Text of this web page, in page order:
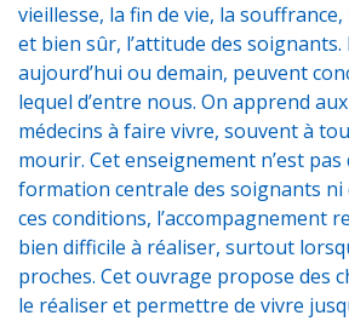
vieillesse, la fin de vie, la
et bien sûr, l’attitude des
aujourd’hui ou demain, peuvent
lequel d’entre nous. On apprend
médecins à faire vivre, souvent à
mourir. Cet enseignement n’est pas
formation centrale des soignants ni
ces conditions, l’accompagnement
bien difficile à réaliser, surtout
proches. Cet ouvrage propose des
le réaliser et permettre de vivre